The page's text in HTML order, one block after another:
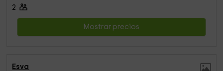
2
Mostrar precios
Esva